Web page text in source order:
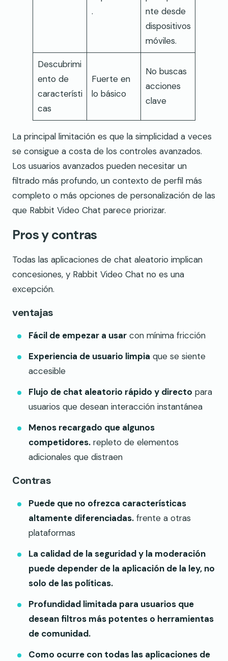
.
nte desde
dispositivos
móviles.
Descubrimi
ento de
característi
cas
Fuerte en
lo básico
No buscas
acciones
clave
La principal limitación es que la simplicidad a veces
se consigue a costa de los controles avanzados.
Los usuarios avanzados pueden necesitar un
filtrado más profundo, un contexto de perfil más
completo o más opciones de personalización de las
que Rabbit Video Chat parece priorizar.
Pros y contras
Todas las aplicaciones de chat aleatorio implican
concesiones, y Rabbit Video Chat no es una
excepción.
ventajas
Fácil de empezar a usar con mínima fricción
Experiencia de usuario limpia que se siente
accesible
Flujo de chat aleatorio rápido y directo para
usuarios que desean interacción instantánea
Menos recargado que algunos
competidores. repleto de elementos
adicionales que distraen
Contras
Puede que no ofrezca características
altamente diferenciadas. frente a otras
plataformas
La calidad de la seguridad y la moderación
puede depender de la aplicación de la ley, no
solo de las políticas.
Profundidad limitada para usuarios que
desean filtros más potentes o herramientas
de comunidad.
Como ocurre con todas las aplicaciones de